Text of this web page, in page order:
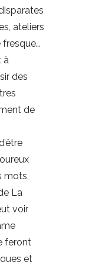
ateliers
fresque…
à
des
de
mots,
La
voir
feront
et